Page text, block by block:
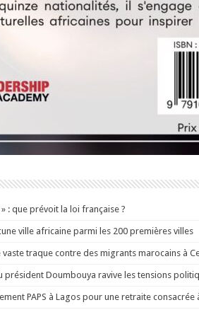
: que prévoit la loi française ?
ville africaine parmi les 200 premières villes
vaste traque contre des migrants marocains à
président Doumbouya ravive les tensions
PAPS à Lagos pour une retraite